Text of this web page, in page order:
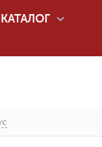
КАТАЛОГ